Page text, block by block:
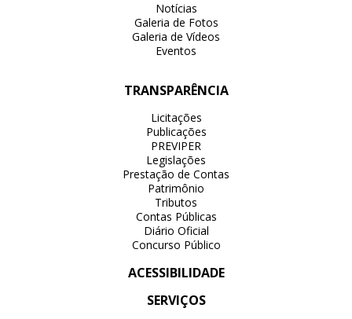
Notícias
Galeria de Fotos
Galeria de Vídeos
Eventos
TRANSPARÊNCIA
Licitações
Publicações
PREVIPER
Legislações
Prestação de Contas
Patrimônio
Tributos
Contas Públicas
Diário Oficial
Concurso Público
ACESSIBILIDADE
SERVIÇOS